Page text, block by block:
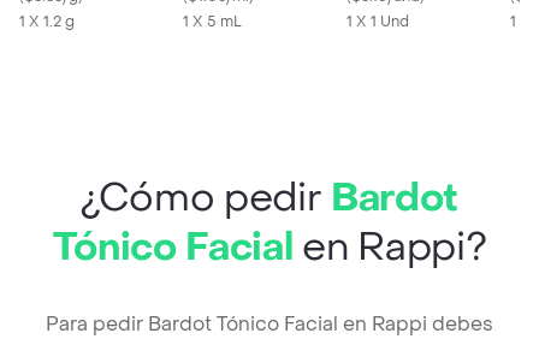
1 X 1.2 g
1 X 5 mL
1 X 1 Und
1 X
¿Cómo pedir Bardot
Tónico Facial en Rappi?
Para pedir Bardot Tónico Facial en Rappi debes